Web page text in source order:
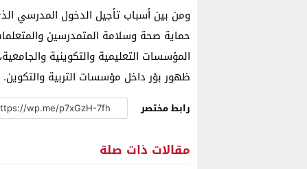
ومن بين أسباب تأجيل الدخول المدرسي
حماية صحة وسلامة المتمدرسين
المؤسسات التعليمية والتكوينية
ظهور بؤر داخل مؤسسات التربية والتكوين.
رابط مختصر
مقالات ذات صلة